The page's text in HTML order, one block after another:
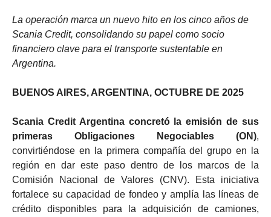
La operación marca un nuevo hito en los cinco años de
Scania Credit, consolidando su papel como socio
financiero clave para el transporte sustentable en
Argentina.
BUENOS AIRES, ARGENTINA, OCTUBRE DE 2025
Scania Credit Argentina concretó la emisión de sus
primeras Obligaciones Negociables (ON),
convirtiéndose en la primera compañía del grupo en la
región en dar este paso dentro de los marcos de la
Comisión Nacional de Valores (CNV). Esta iniciativa
fortalece su capacidad de fondeo y amplía las líneas de
crédito disponibles para la adquisición de camiones,